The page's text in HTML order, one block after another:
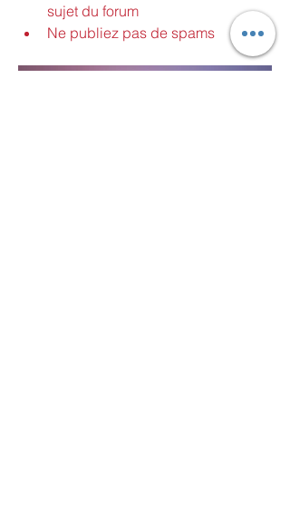
sujet du forum
Ne publiez pas de spams
À propos
Quelques rappels essentiels sur les